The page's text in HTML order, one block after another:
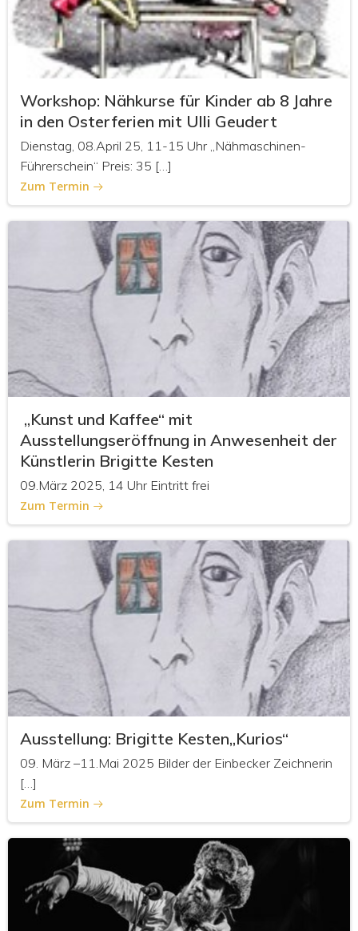
Workshop: Nähkurse für Kinder ab 8 Jahre
in den Osterferien mit Ulli Geudert
Dienstag, 08.April 25, 11-15 Uhr „Nähmaschinen-
Führerschein“ Preis: 35 […]
Zum Termin
„Kunst und Kaffee“ mit
Ausstellungseröffnung in Anwesenheit der
Künstlerin Brigitte Kesten
09.März 2025, 14 Uhr Eintritt frei
Zum Termin
Ausstellung: Brigitte Kesten„Kurios“
09. März –11.Mai 2025 Bilder der Einbecker Zeichnerin
[…]
Zum Termin